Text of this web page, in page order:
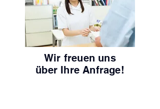
Wir freuen uns
über Ihre Anfrage!